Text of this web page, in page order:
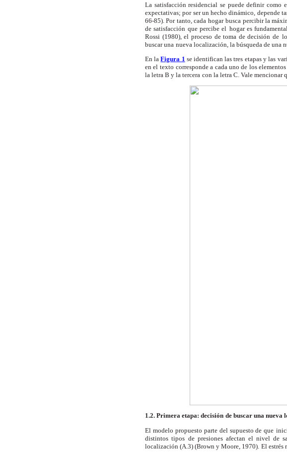
La satisfacción residencial se puede definir como
expectativas; por ser un hecho dinámico, depende
66-85). Por tanto, cada hogar busca percibir la
de satisfacción que percibe el hogar es
Rossi (1980), el proceso de toma de decisión de
buscar una nueva localización, la búsqueda de una
En laFigura 1 se identifican las tres etapas y las
en el texto corresponde a cada uno de los
la letra B y la tercera con la letra C. Vale mencionar
1.2. Primera etapa: decisión de buscar una nueva
El modelo propuesto parte del supuesto de que
distintos tipos de presiones afectan el nivel de
localización (A.3) (Brown y Moore, 1970). El estrés